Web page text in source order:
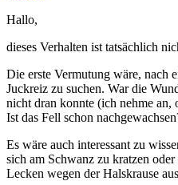
Hallo,
dieses Verhalten ist tatsächlich
Die erste Vermutung wäre, nach
Juckreiz zu suchen. War die
nicht dran konnte (ich nehme
Ist das Fell schon
Es wäre auch interessant zu
sich am Schwanz zu kratzen
Lecken wegen der Halskrause